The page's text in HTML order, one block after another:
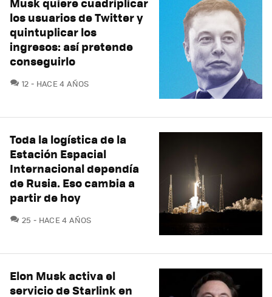
los usuarios de Twitter y
quintuplicar los
ingresos: así pretende
conseguirlo
12 COMENTARIOS
HACE 4 AÑOS
Toda la logística de la
Estación Espacial
Internacional dependía
de Rusia. Eso cambia a
partir de hoy
25 COMENTARIOS
HACE 4 AÑOS
Elon Musk activa el
servicio de Starlink en